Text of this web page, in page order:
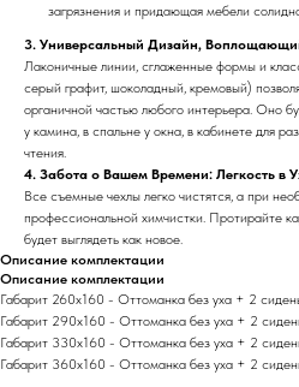
загрязнения и придающая мебели
3. Универсальный Дизайн,
Лаконичные линии, сглаженные формы и
серый графит, шоколадный, кремовый)
органичной частью любого интерьера. Оно
у камина, в спальне у окна, в кабинете для
чтения.
4. Забота о Вашем Времени: Легкость в
Все съемные чехлы легко чистятся, а при
профессиональной химчистки. Протирайте
будет выглядеть как новое.
Описание комплектации
Описание комплектации
Габарит 260х160 - Оттоманка без уха + 2
Габарит 290х160 - Оттоманка без уха + 2
Габарит 330х160 - Оттоманка без уха + 2
Габарит 360х160 - Оттоманка без уха + 2